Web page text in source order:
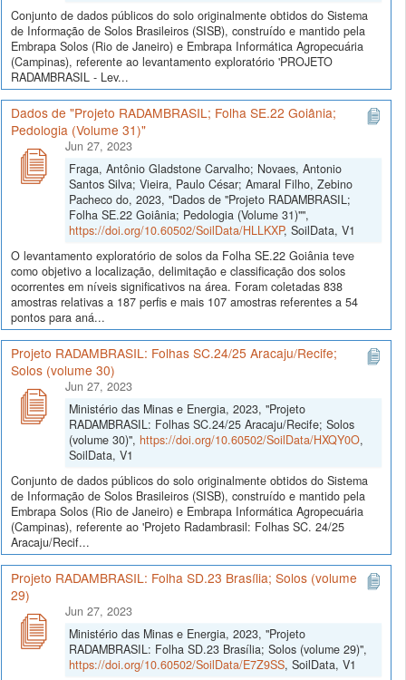
Conjunto de dados públicos do solo originalmente obtidos do Sistema
de Informação de Solos Brasileiros (SISB), construído e mantido pela
Embrapa Solos (Rio de Janeiro) e Embrapa Informática Agropecuária
(Campinas), referente ao levantamento exploratório 'PROJETO
RADAMBRASIL - Lev...
Dados de "Projeto RADAMBRASIL; Folha SE.22 Goiânia;
Pedologia (Volume 31)"
Jun 27, 2023
Fraga, Antônio Gladstone Carvalho; Novaes, Antonio
Santos Silva; Vieira, Paulo César; Amaral Filho, Zebino
Pacheco do, 2023, "Dados de "Projeto RADAMBRASIL;
Folha SE.22 Goiânia; Pedologia (Volume 31)"",
https://doi.org/10.60502/SoilData/HLLKXP, SoilData, V1
O levantamento exploratório de solos da Folha SE.22 Goiânia teve
como objetivo a localização, delimitação e classificação dos solos
ocorrentes em níveis significativos na área. Foram coletadas 838
amostras relativas a 187 perfis e mais 107 amostras referentes a 54
pontos para aná...
Projeto RADAMBRASIL: Folhas SC.24/25 Aracaju/Recife;
Solos (volume 30)
Jun 27, 2023
Ministério das Minas e Energia, 2023, "Projeto
RADAMBRASIL: Folhas SC.24/25 Aracaju/Recife; Solos
(volume 30)", https://doi.org/10.60502/SoilData/HXQY0O,
SoilData, V1
Conjunto de dados públicos do solo originalmente obtidos do Sistema
de Informação de Solos Brasileiros (SISB), construído e mantido pela
Embrapa Solos (Rio de Janeiro) e Embrapa Informática Agropecuária
(Campinas), referente ao 'Projeto Radambrasil: Folhas SC. 24/25
Aracaju/Recif...
Projeto RADAMBRASIL: Folha SD.23 Brasília; Solos (volume
29)
Jun 27, 2023
Ministério das Minas e Energia, 2023, "Projeto
RADAMBRASIL: Folha SD.23 Brasília; Solos (volume 29)",
https://doi.org/10.60502/SoilData/E7Z9SS, SoilData, V1